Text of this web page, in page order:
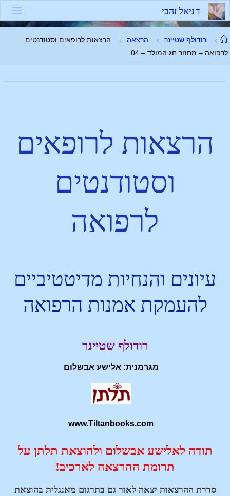
דניאל זהבי
רודולף שטיינר הרצאה
הרצאות לרופאים וסטודנטים
לרפואה – מחזור חג המולד – 04
הרצאות לרופאים
וסטודנטים
לרפואה
עיונים והנחיות מדיטטיביים
להעמקת אמנות הרפואה
רודולף שטיינר
מגרמנית: אלישע אבשלום
www.Tiltanbooks.com
תודה לאלישע אבשלום ולהוצאת תלתן על
תרומת ההרצאה לארכיב!
סדרת ההרצאות יצאה לאור גם בתרגום מאנגלית בהוצאת